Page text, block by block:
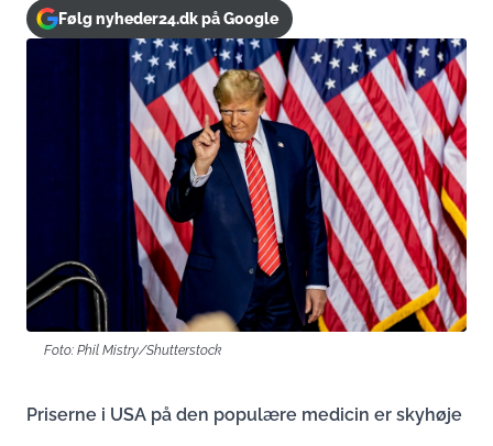
Følg nyheder24.dk på Google
Foto: Phil Mistry/Shutterstock
Priserne i USA på den populære medicin er skyhøje